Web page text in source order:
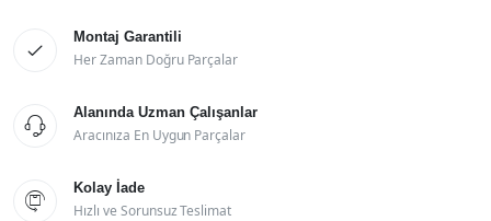

Montaj Garantili
Her Zaman Doğru Parçalar

Alanında Uzman Çalışanlar
Aracınıza En Uygun Parçalar

Kolay İade
Hızlı ve Sorunsuz Teslimat